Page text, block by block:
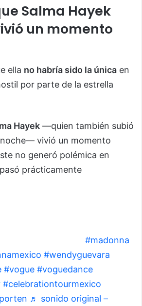
Salma Hayek
un momento
ella no habría sido la única en
por parte de la estrella
Hayek —quien también subió
noche— vivió un momento
no generó polémica en
prácticamente
#madonna
#wendyguevara
#vogue #voguedance
#celebrationtourmexico
♬ sonido original –